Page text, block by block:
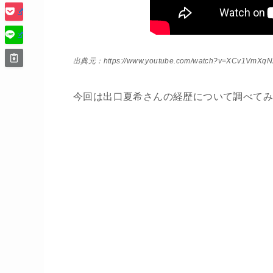
出典元：https://www.youtube.com/
今回は出口夏希さんの経歴について調べてみ